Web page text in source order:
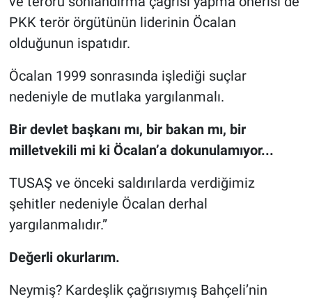
PKK terör örgütünün liderinin Öcalan
olduğunun ispatıdır.
Öcalan 1999 sonrasında işlediği suçlar
nedeniyle de mutlaka yargılanmalı.
Bir devlet başkanı mı, bir bakan mı, bir
milletvekili mi ki Öcalan’a dokunulamıyor...
TUSAŞ ve önceki saldırılarda verdiğimiz
şehitler nedeniyle Öcalan derhal
yargılanmalıdır.”
Değerli okurlarım.
Neymiş? Kardeşlik çağrısıymış Bahçeli’nin